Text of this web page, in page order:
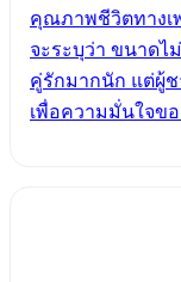
คุณภาพชีวิตทางเ
จะระบุว่า ขนาดไ
คู่รักมากนัก แต่ผู้
เพื่อความมั่นใจขอ